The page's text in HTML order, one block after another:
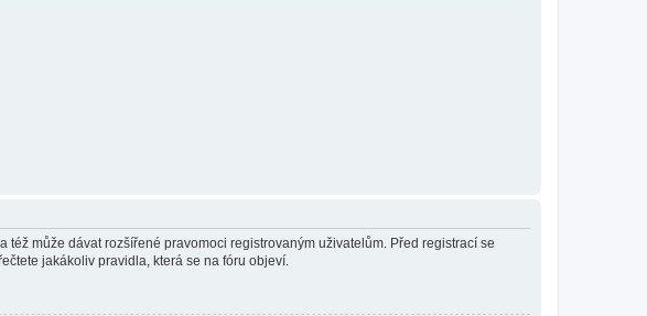
může dávat rozšířené pravomoci registrovaným uživatelům. Před registrací se
jakákoliv pravidla, která se na fóru objeví.